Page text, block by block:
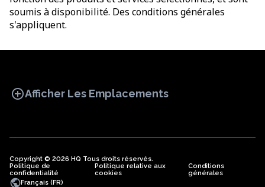
soumis à disponibilité. Des conditions générales
s'appliquent.
add_circleAfficher Les Emplacements
BUREAU COWORKING
BUREAUX
Copyright © 2026 HQ Tous droits réservés.
Politique de
confidentialité
Politique relative aux
cookies
Conditions
générales
publicFrançais (FR)